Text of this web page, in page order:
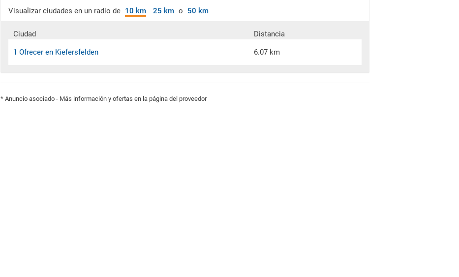
Visualizar ciudades en un radio de 10 km 25 km o 50 km
Ciudad Distancia
1 Ofrecer en Kiefersfelden 6.07 km
* Anuncio asociado - Más información y ofertas en la página del proveedor